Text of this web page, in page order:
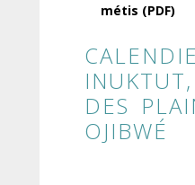
métis (PDF)
DES
OJIBWÉ